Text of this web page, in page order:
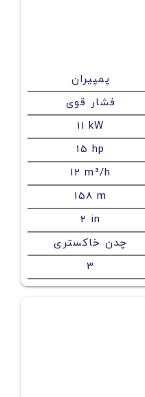
پمپیران
فشار قوی
11 kW
15 hp
12 m³/h
158 m
2 in
چدن خاکستری
3